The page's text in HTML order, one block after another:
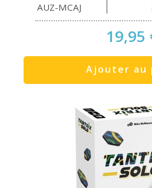
AUZ-MCAJ
19,95
Ajouter au